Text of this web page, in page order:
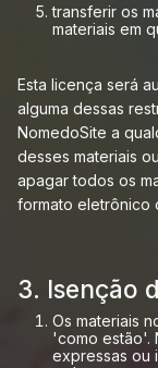
transferir os
materiais em
Esta licença será
alguma dessas
NomedoSite a
desses materiais
apagar todos os
formato eletrônico
3. Isenção
Os materiais
'como estão'.
expressas ou